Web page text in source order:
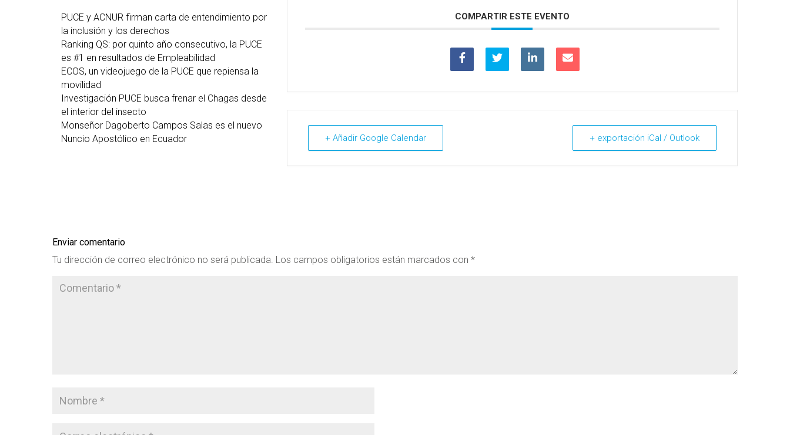
PUCE y ACNUR firman carta de entendimiento por
la inclusión y los derechos
Ranking QS: por quinto año consecutivo, la PUCE
es #1 en resultados de Empleabilidad
ECOS, un videojuego de la PUCE que repiensa la
movilidad
Investigación PUCE busca frenar el Chagas desde
el interior del insecto
Monseñor Dagoberto Campos Salas es el nuevo
Nuncio Apostólico en Ecuador
COMPARTIR ESTE EVENTO
+ Añadir Google Calendar + exportación iCal / Outlook
Enviar comentario
Tu dirección de correo electrónico no será publicada. Los campos obligatorios están marcados con *